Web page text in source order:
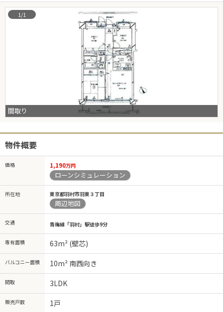
間取り
1/1
物件概要
価格 1,190万円
ローンシミュレーション
所在地 東京都羽村市羽東３丁目
周辺地図
交通 青梅線「羽村」駅徒歩9分
専有面積 63m² (壁芯)
バルコニー面積 10m² 南西向き
間取 3LDK
販売戸数 1戸